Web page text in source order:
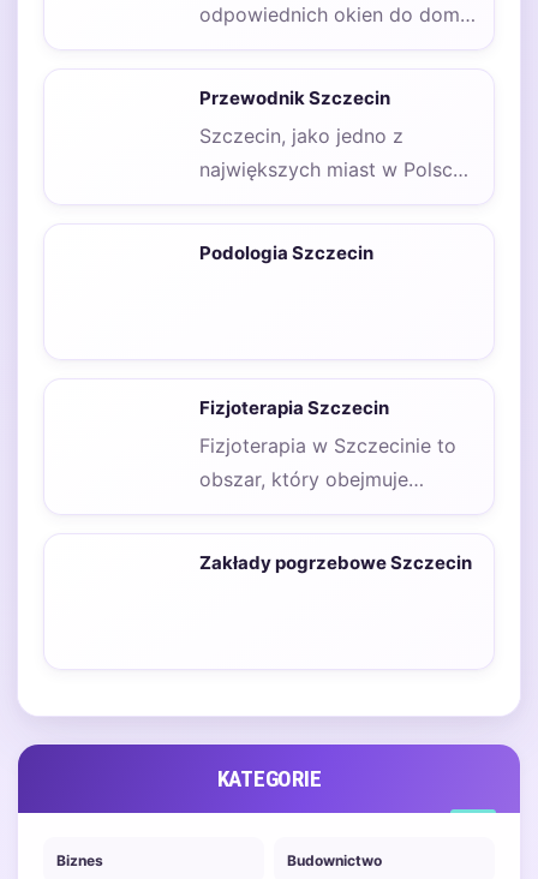
odpowiednich okien do domu
to kluczowy element, który
Przewodnik Szczecin
Szczecin, jako jedno z
największych miast w Polsce,
ma wiele do zaoferowania
Podologia Szczecin
Fizjoterapia Szczecin
Fizjoterapia w Szczecinie to
obszar, który obejmuje
szeroki zakres usług mających
Zakłady pogrzebowe Szczecin
KATEGORIE
Biznes Budownictwo